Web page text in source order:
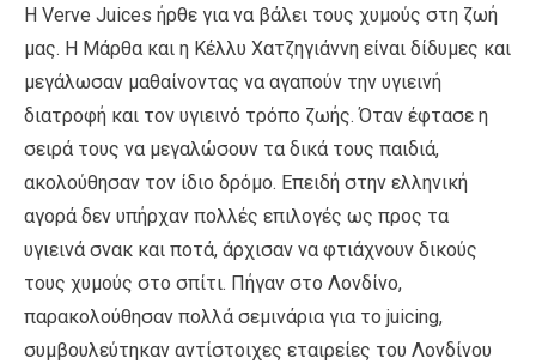
Η Verve Juices ήρθε για να βάλει τους χυμούς στη ζωή
μας. Η Μάρθα και η Κέλλυ Χατζηγιάννη είναι δίδυμες και
μεγάλωσαν μαθαίνοντας να αγαπούν την υγιεινή
διατροφή και τον υγιεινό τρόπο ζωής. Όταν έφτασε η
σειρά τους να μεγαλώσουν τα δικά τους παιδιά,
ακολούθησαν τον ίδιο δρόμο. Επειδή στην ελληνική
αγορά δεν υπήρχαν πολλές επιλογές ως προς τα
υγιεινά σνακ και ποτά, άρχισαν να φτιάχνουν δικούς
τους χυμούς στο σπίτι. Πήγαν στο Λονδίνο,
παρακολούθησαν πολλά σεμινάρια για το juicing,
συμβουλεύτηκαν αντίστοιχες εταιρείες του Λονδίνου